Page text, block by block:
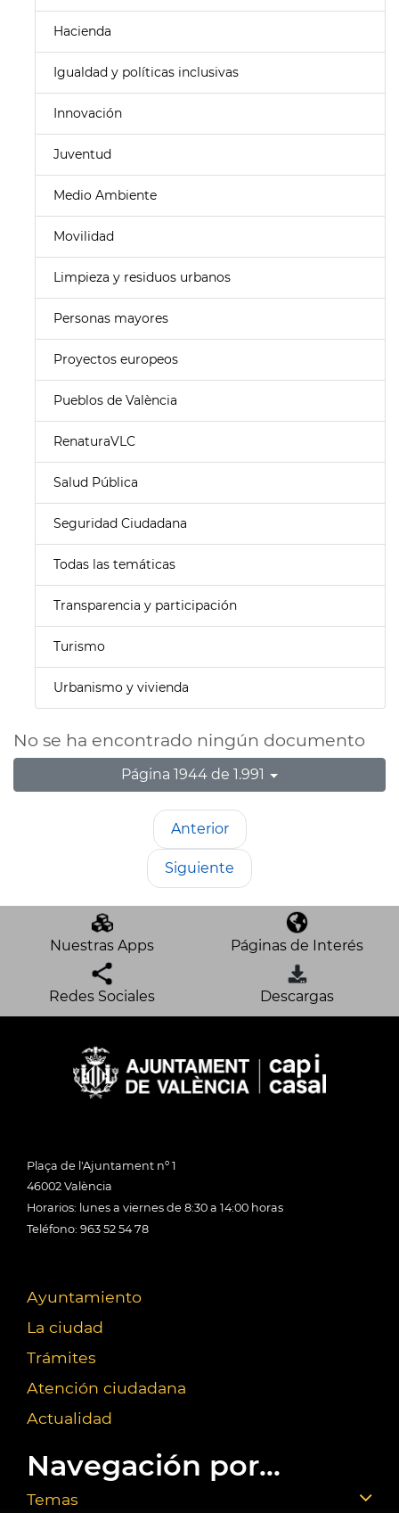
Hacienda
Igualdad y políticas inclusivas
Innovación
Juventud
Medio Ambiente
Movilidad
Limpieza y residuos urbanos
Personas mayores
Proyectos europeos
Pueblos de València
RenaturaVLC
Salud Pública
Seguridad Ciudadana
Todas las temáticas
Transparencia y participación
Turismo
Urbanismo y vivienda
No se ha encontrado ningún documento
Página 1944 de 1.991
Anterior
Siguiente
Nuestras Apps Páginas de Interés
Redes Sociales Descargas
Plaça de l'Ajuntament nº 1
46002 València
Horarios: lunes a viernes de 8:30 a 14:00 horas
Teléfono: 963 52 54 78
Ayuntamiento
La ciudad
Trámites
Atención ciudadana
Actualidad
Navegación por...
Temas